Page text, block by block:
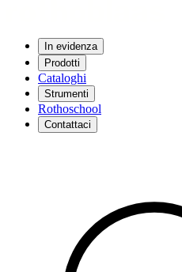
In evidenza
Prodotti
Cataloghi
Strumenti
Rothoschool
Contattaci